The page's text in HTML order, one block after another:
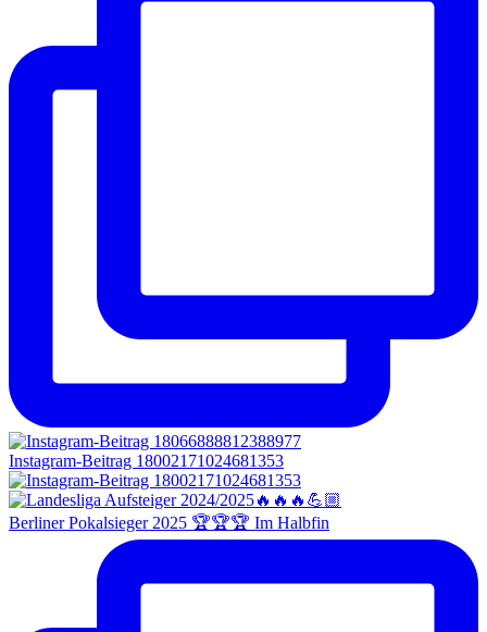
Instagram-Beitrag 18002171024681353
Berliner Pokalsieger 2025 🏆🏆🏆 Im Halbfin